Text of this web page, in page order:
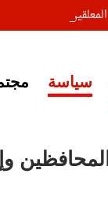
على خبر
سياسة
المحافظين